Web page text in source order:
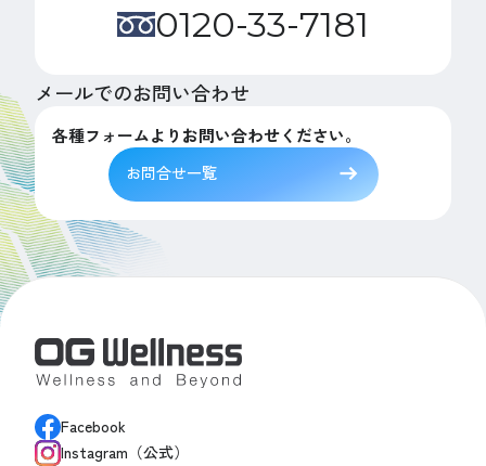
0120-33-7181
メールでのお問い合わせ
各種フォームよりお問い合わせください。
お問合せ一覧
Facebook
Instagram（公式）